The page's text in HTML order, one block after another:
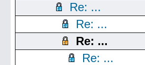
Re: ...
Re: ...
Re: ...
Re: ...